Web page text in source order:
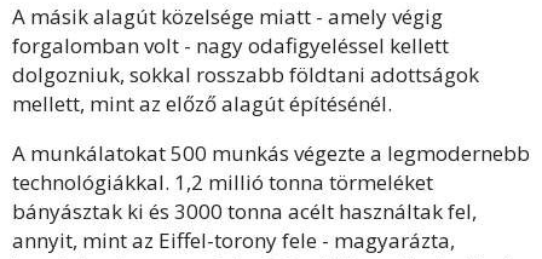
A másik alagút közelsége miatt - amely végig
forgalomban volt - nagy odafigyeléssel kellett
dolgozniuk, sokkal rosszabb földtani adottságok
mellett, mint az előző alagút építésénél.
A munkálatokat 500 munkás végezte a legmodernebb
technológiákkal. 1,2 millió tonna törmeléket
bányásztak ki és 3000 tonna acélt használtak fel,
annyit, mint az Eiffel-torony fele - magyarázta,